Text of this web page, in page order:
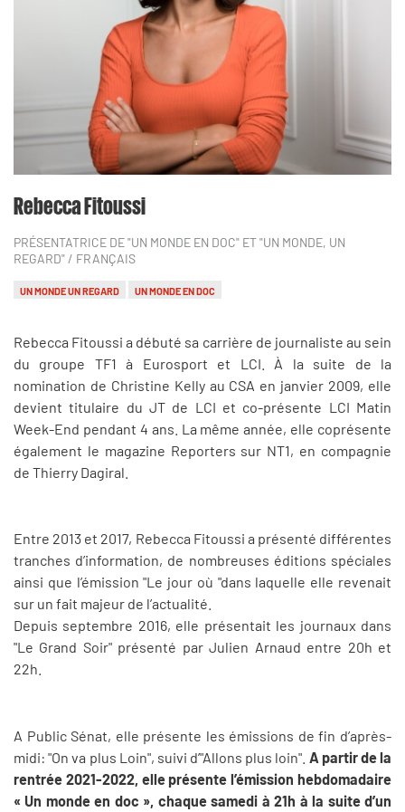
Rebecca Fitoussi
PRÉSENTATRICE DE "UN MONDE EN DOC" ET "UN MONDE, UN
REGARD" / FRANÇAIS
UN MONDE UN REGARD UN MONDE EN DOC
Rebecca Fitoussi a débuté sa carrière de journaliste au sein
du groupe TF1 à Eurosport et LCI. À la suite de la
nomination de Christine Kelly au CSA en janvier 2009, elle
devient titulaire du JT de LCI et co-présente LCI Matin
Week-End pendant 4 ans. La même année, elle coprésente
également le magazine Reporters sur NT1, en compagnie
de Thierry Dagiral.
Entre 2013 et 2017, Rebecca Fitoussi a présenté différentes
tranches d’information, de nombreuses éditions spéciales
ainsi que l’émission "Le jour où "dans laquelle elle revenait
sur un fait majeur de l’actualité.
Depuis septembre 2016, elle présentait les journaux dans
"Le Grand Soir" présenté par Julien Arnaud entre 20h et
22h.
A Public Sénat, elle présente les émissions de fin d’après-
midi: "On va plus Loin", suivi d’"Allons plus loin". A partir de la
rentrée 2021-2022, elle présente l’émission hebdomadaire
« Un monde en doc », chaque samedi à 21h à la suite d’un